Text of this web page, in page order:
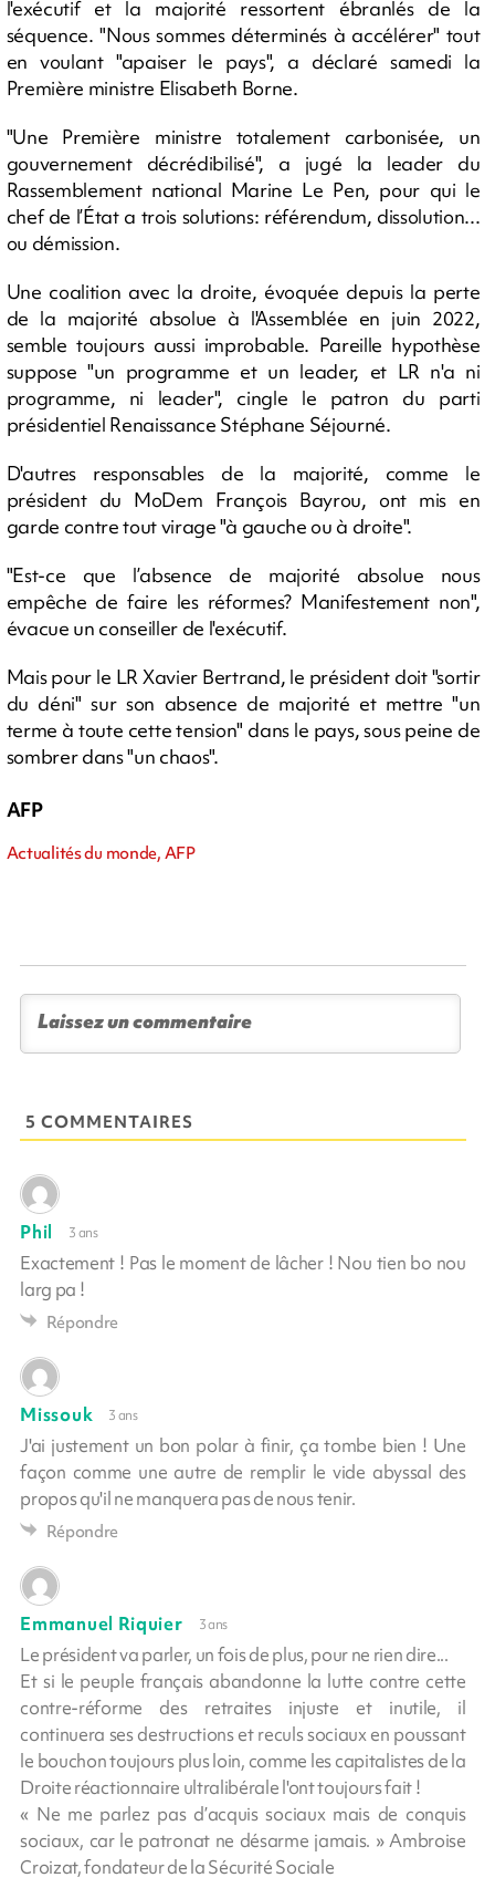
l'exécutif et la majorité ressortent ébranlés de la
séquence. "Nous sommes déterminés à accélérer" tout
en voulant "apaiser le pays", a déclaré samedi la
Première ministre Elisabeth Borne.
"Une Première ministre totalement carbonisée, un
gouvernement décrédibilisé", a jugé la leader du
Rassemblement national Marine Le Pen, pour qui le
chef de l’État a trois solutions: référendum, dissolution...
ou démission.
Une coalition avec la droite, évoquée depuis la perte
de la majorité absolue à l'Assemblée en juin 2022,
semble toujours aussi improbable. Pareille hypothèse
suppose "un programme et un leader, et LR n'a ni
programme, ni leader", cingle le patron du parti
présidentiel Renaissance Stéphane Séjourné.
D'autres responsables de la majorité, comme le
président du MoDem François Bayrou, ont mis en
garde contre tout virage "à gauche ou à droite".
"Est-ce que l’absence de majorité absolue nous
empêche de faire les réformes? Manifestement non",
évacue un conseiller de l'exécutif.
Mais pour le LR Xavier Bertrand, le président doit "sortir
du déni" sur son absence de majorité et mettre "un
terme à toute cette tension" dans le pays, sous peine de
sombrer dans "un chaos".
AFP
Actualités du monde, AFP
5 COMMENTAIRES
Phil 3 ans
Exactement ! Pas le moment de lâcher ! Nou tien bo nou
larg pa !
Répondre
Missouk 3 ans
J'ai justement un bon polar à finir, ça tombe bien ! Une
façon comme une autre de remplir le vide abyssal des
propos qu'il ne manquera pas de nous tenir.
Répondre
Emmanuel Riquier 3 ans
Le président va parler, un fois de plus, pour ne rien dire...
Et si le peuple français abandonne la lutte contre cette
contre-réforme des retraites injuste et inutile, il
continuera ses destructions et reculs sociaux en poussant
le bouchon toujours plus loin, comme les capitalistes de la
Droite réactionnaire ultralibérale l'ont toujours fait !
« Ne me parlez pas d’acquis sociaux mais de conquis
sociaux, car le patronat ne désarme jamais. » Ambroise
Croizat, fondateur de la Sécurité Sociale